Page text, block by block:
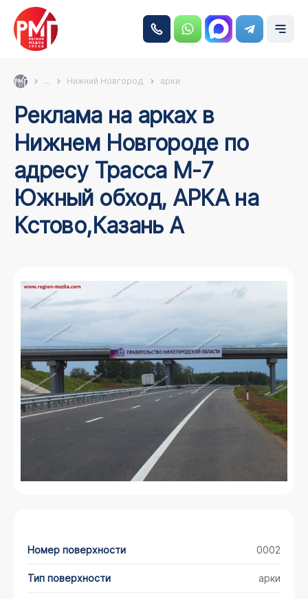
... Нижний Новгород арки
Реклама на арках в
Нижнем Новгороде по
адресу Трасса М-7
Южный обход, АРКА на
Кстово,Казань А
Номер поверхности 0002
Тип поверхности арки